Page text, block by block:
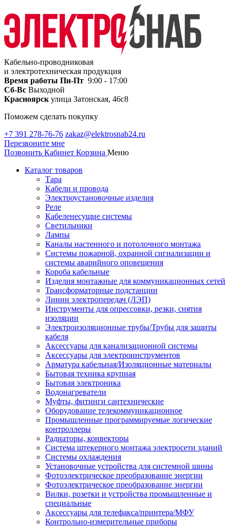
Кабельно-проводниковая
и электротехническая продукция
Время работы Пн-Пт 9:00 - 17:00
Сб-Вс Выходной
Красноярск улица Затонская, 46с8
Поможем сделать покупку
+7 391 278-76-76 zakaz@elektrosnab24.ru
Перезвоните мне
Позвонить Кабинет Корзина Меню
Каталог товаров
Тара
Кабели и провода
Электроустановочные изделия
Реле
Кабеленесущие системы
Светильники
Лампы
Каналы настенного и потолочного монтажа
Системы пожарной, охранной сигнализации и
системы аварийного оповещения
Короба кабельные
Изделия монтажные для коммуникационных сетей
Трансформаторные подстанции
Линии электропередач (ЛЭП)
Инструменты для опрессовки, резки, снятия
изоляции
Электроизоляционные трубы/Трубы для защиты
кабеля
Аксессуары для канализационной системы
Аксессуары для электроинструментов
Арматура кабельная/Изоляционные материалы
Бытовая техника крупная
Бытовая электроника
Водонагреватели
Муфты, фитинги сантехнические
Оборудование телекоммуникационное
Промышленные программируемые логические
контроллеры
Радиаторы, конвекторы
Система штекерного монтажа электросети зданий
Системы охлаждения
Установочные устройства для системной шины
Фотоэлектрическое преобразование энергии
Фотоэлектрическое преобразование энергии
Вилки, розетки и устройства промышленные и
специальные
Аксессуары для телефакса/принтера/МФУ
Контрольно-измерительные приборы